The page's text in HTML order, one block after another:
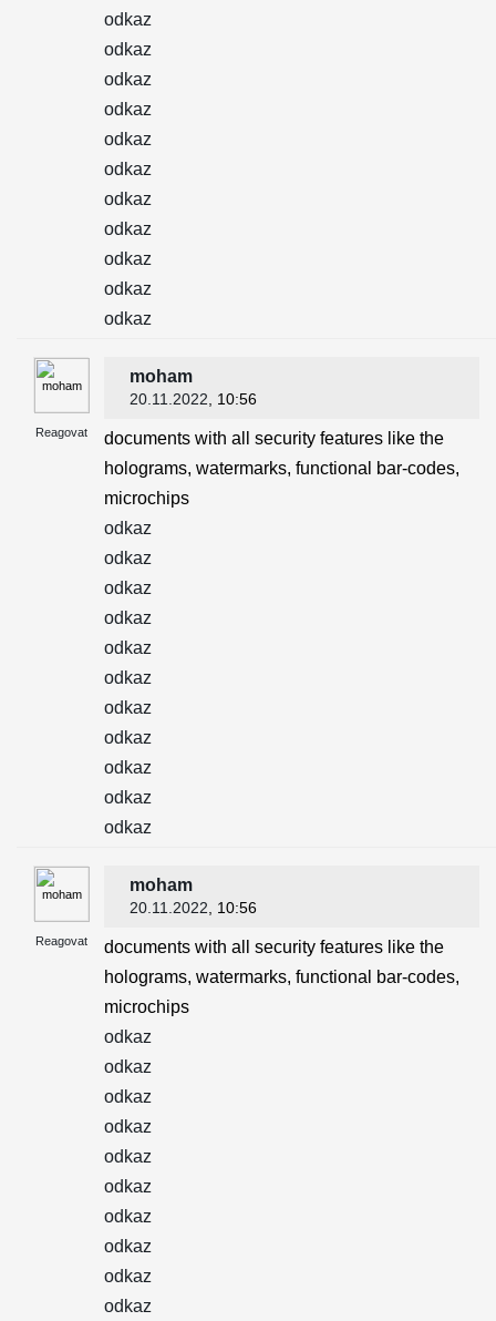
odkaz
odkaz
odkaz
odkaz
odkaz
odkaz
odkaz
odkaz
odkaz
odkaz
odkaz
Reagovat
moham
20.11.2022 , 10:56
documents with all security features like the
holograms, watermarks, functional bar-codes,
microchips
odkaz
odkaz
odkaz
odkaz
odkaz
odkaz
odkaz
odkaz
odkaz
odkaz
odkaz
Reagovat
moham
20.11.2022 , 10:56
documents with all security features like the
holograms, watermarks, functional bar-codes,
microchips
odkaz
odkaz
odkaz
odkaz
odkaz
odkaz
odkaz
odkaz
odkaz
odkaz